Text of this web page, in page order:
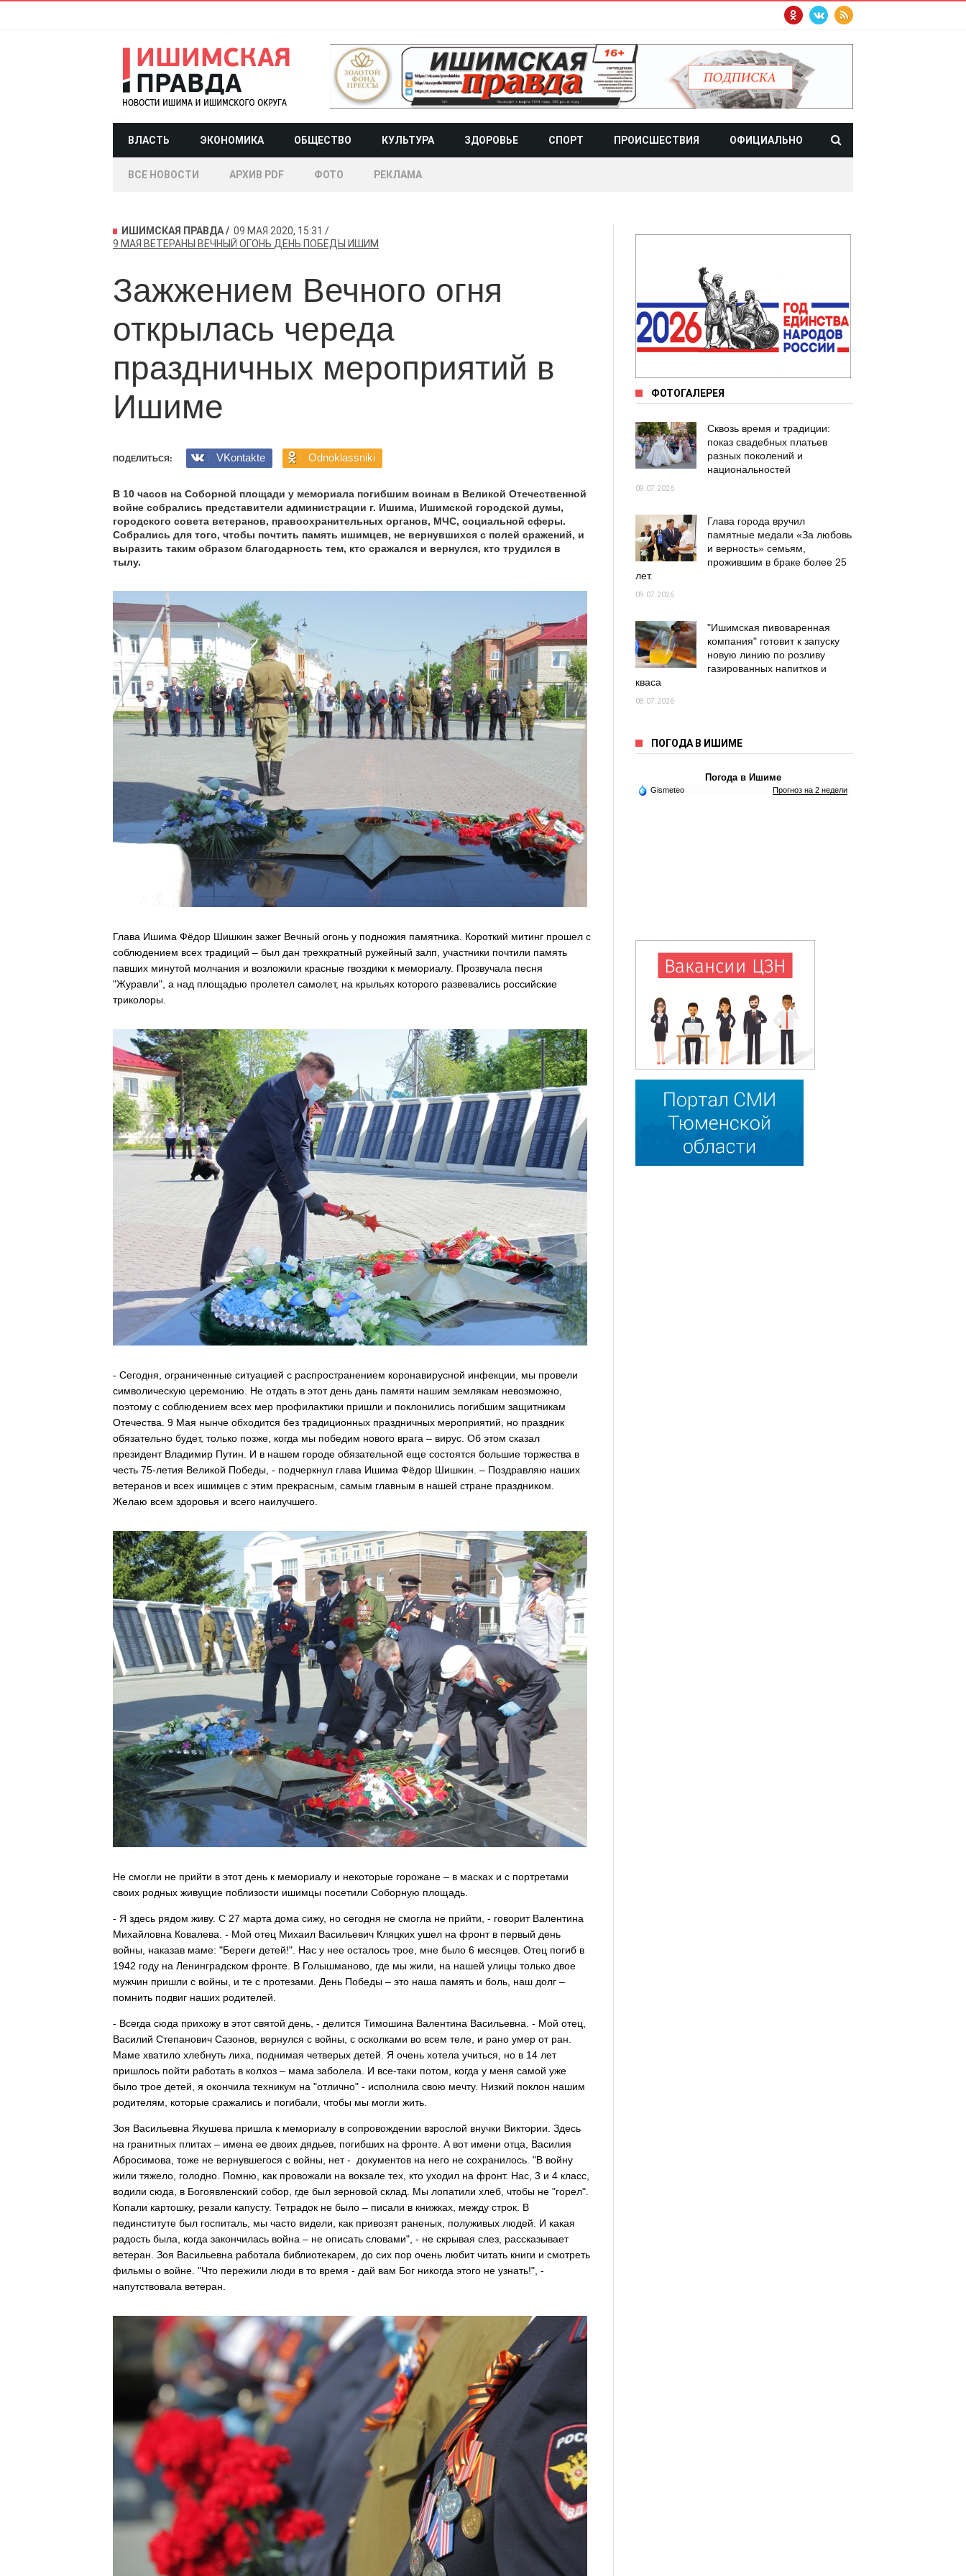
ВЛАСТЬ ЭКОНОМИКА ОБЩЕСТВО КУЛЬТУРА ЗДОРОВЬЕ СПОРТ ПРОИСШЕСТВИЯ ОФИЦИАЛЬНО
ВСЕ НОВОСТИ АРХИВ PDF ФОТО РЕКЛАМА
ИШИМСКАЯ ПРАВДА
09 МАЯ 2020, 15:31
9 МАЯ ВЕТЕРАНЫ ВЕЧНЫЙ ОГОНЬ ДЕНЬ ПОБЕДЫ ИШИМ
Зажжением Вечного огня
открылась череда
праздничных мероприятий в
Ишиме
ПОДЕЛИТЬСЯ: VKontakte Odnoklassniki
В 10 часов на Соборной площади у мемориала погибшим воинам в Великой Отечественной
войне собрались представители администрации г. Ишима, Ишимской городской думы,
городского совета ветеранов, правоохранительных органов, МЧС, социальной сферы.
Собрались для того, чтобы почтить память ишимцев, не вернувшихся с полей сражений, и
выразить таким образом благодарность тем, кто сражался и вернулся, кто трудился в
тылу.
Глава Ишима Фёдор Шишкин зажег Вечный огонь у подножия памятника. Короткий митинг прошел с
соблюдением всех традиций – был дан трехкратный ружейный залп, участники почтили память
павших минутой молчания и возложили красные гвоздики к мемориалу. Прозвучала песня
"Журавли", а над площадью пролетел самолет, на крыльях которого развевались российские
триколоры.
- Сегодня, ограниченные ситуацией с распространением коронавирусной инфекции, мы провели
символическую церемонию. Не отдать в этот день дань памяти нашим землякам невозможно,
поэтому с соблюдением всех мер профилактики пришли и поклонились погибшим защитникам
Отечества. 9 Мая нынче обходится без традиционных праздничных мероприятий, но праздник
обязательно будет, только позже, когда мы победим нового врага – вирус. Об этом сказал
президент Владимир Путин. И в нашем городе обязательной еще состоятся большие торжества в
честь 75-летия Великой Победы, - подчеркнул глава Ишима Фёдор Шишкин. – Поздравляю наших
ветеранов и всех ишимцев с этим прекрасным, самым главным в нашей стране праздником.
Желаю всем здоровья и всего наилучшего.
Не смогли не прийти в этот день к мемориалу и некоторые горожане – в масках и с портретами
своих родных живущие поблизости ишимцы посетили Соборную площадь.
- Я здесь рядом живу. С 27 марта дома сижу, но сегодня не смогла не прийти, - говорит Валентина
Михайловна Ковалева. - Мой отец Михаил Васильевич Кляцких ушел на фронт в первый день
войны, наказав маме: "Береги детей!". Нас у нее осталось трое, мне было 6 месяцев. Отец погиб в
1942 году на Ленинградском фронте. В Голышманово, где мы жили, на нашей улицы только двое
мужчин пришли с войны, и те с протезами. День Победы – это наша память и боль, наш долг –
помнить подвиг наших родителей.
- Всегда сюда прихожу в этот святой день, - делится Тимошина Валентина Васильевна. - Мой отец,
Василий Степанович Сазонов, вернулся с войны, с осколками во всем теле, и рано умер от ран.
Маме хватило хлебнуть лиха, поднимая четверых детей. Я очень хотела учиться, но в 14 лет
пришлось пойти работать в колхоз – мама заболела. И все-таки потом, когда у меня самой уже
было трое детей, я окончила техникум на "отлично" - исполнила свою мечту. Низкий поклон нашим
родителям, которые сражались и погибали, чтобы мы могли жить.
Зоя Васильевна Якушева пришла к мемориалу в сопровождении взрослой внучки Виктории. Здесь
на гранитных плитах – имена ее двоих дядьев, погибших на фронте. А вот имени отца, Василия
Абросимова, тоже не вернувшегося с войны, нет - документов на него не сохранилось. "В войну
жили тяжело, голодно. Помню, как провожали на вокзале тех, кто уходил на фронт. Нас, 3 и 4 класс,
водили сюда, в Богоявленский собор, где был зерновой склад. Мы лопатили хлеб, чтобы не "горел".
Копали картошку, резали капусту. Тетрадок не было – писали в книжках, между строк. В
пединституте был госпиталь, мы часто видели, как привозят раненых, полуживых людей. И какая
радость была, когда закончилась война – не описать словами", - не скрывая слез, рассказывает
ветеран. Зоя Васильевна работала библиотекарем, до сих пор очень любит читать книги и смотреть
фильмы о войне. "Что пережили люди в то время - дай вам Бог никогда этого не узнать!", -
напутствовала ветеран.
ФОТОГАЛЕРЕЯ
Сквозь время и традиции:
показ свадебных платьев
разных поколений и
национальностей
09.07.2026
Глава города вручил
памятные медали «За любовь
и верность» семьям,
прожившим в браке более 25
лет.
09.07.2026
"Ишимская пивоваренная
компания" готовит к запуску
новую линию по розливу
газированных напитков и
кваса
08.07.2026
ПОГОДА В ИШИМЕ
Погода в Ишиме
Gismeteo Прогноз на 2 недели